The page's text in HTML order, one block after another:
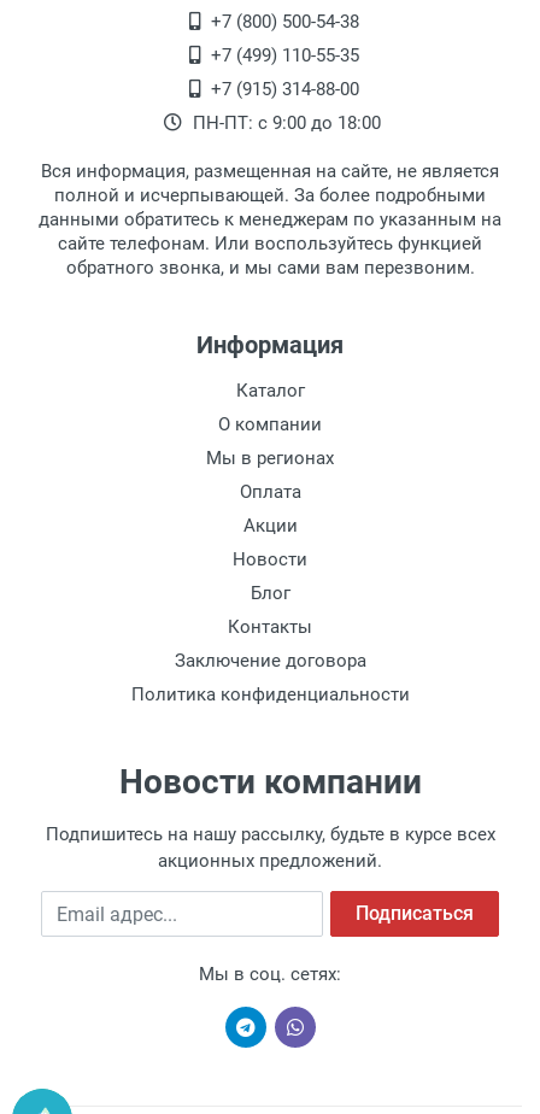
+7 (800) 500-54-38
+7 (499) 110-55-35
+7 (915) 314-88-00
ПН-ПТ: с 9:00 до 18:00
Вся информация, размещенная на сайте, не является
полной и исчерпывающей. За более подробными
данными обратитесь к менеджерам по указанным на
сайте телефонам. Или воспользуйтесь функцией
обратного звонка, и мы сами вам перезвоним.
Информация
Каталог
О компании
Мы в регионах
Оплата
Акции
Новости
Блог
Контакты
Заключение договора
Политика конфиденциальности
Новости компании
Подпишитесь на нашу рассылку, будьте в курсе всех
акционных предложений.
Email адрес Подписаться
Мы в соц. сетях: